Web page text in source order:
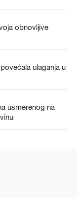
obnovljive
ulaganja u
usmerenog na